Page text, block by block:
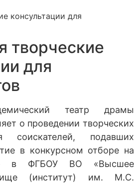
консультации для
творческие
для
театр драмы
о проведении творческих
соискателей, подавших
в конкурсном отборе на
в ФГБОУ ВО «Высшее
(институт) им. М.С.